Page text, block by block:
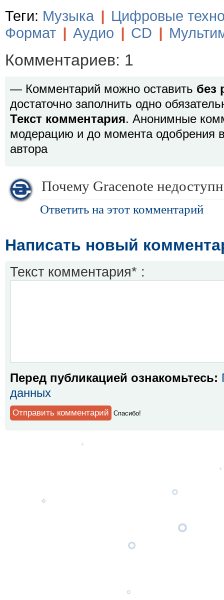
Теги: Музыка | Цифровые
Формат | Аудио | CD |
Комментариев: 1
— Комментарий можно оставить без
достаточно заполнить одно
Текст комментария. Анонимные
модерацию и до момента одобрения
автора
Почему Gracenote
Ответить на этот комментарий
Написать новый
Текст комментария* :
Перед публикацией ознакомьтесь:
данных
Спaсибо!